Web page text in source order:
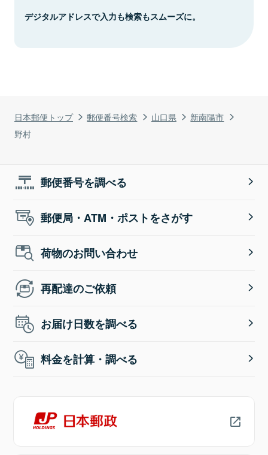
日本郵便トップ 郵便番号検索 山口県
新南陽市
野村
デジタルアドレスで入力も検索もスムーズに。
郵便番号を調べる
郵便局・ATM・ポストをさがす
荷物のお問い合わせ
再配達のご依頼
お届け日数を調べる
料金を計算・調べる